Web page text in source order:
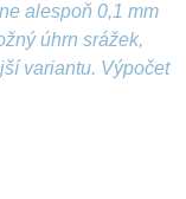
alespoň 0,1 mm
úhrn srážek,
variantu. Výpočet